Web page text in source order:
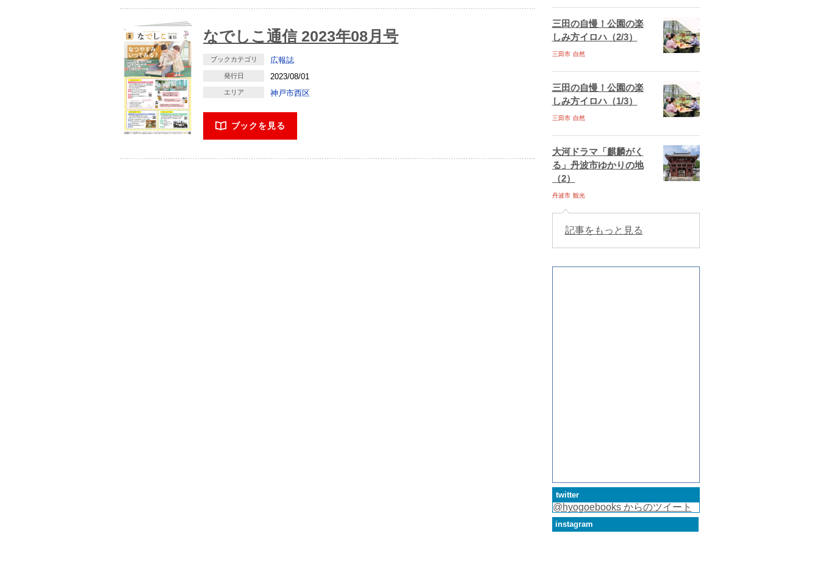
なでしこ通信 2023年08月号
ブックカテゴリ 広報誌
発行日 2023/08/01
エリア 神戸市西区
ブックを見る
三田の自慢！公園の楽
しみ方イロハ（2/3）
三田市 自然
三田の自慢！公園の楽
しみ方イロハ（1/3）
三田市 自然
大河ドラマ「麒麟がく
る」丹波市ゆかりの地
（2）
丹波市 観光
記事をもっと見る
twitter
@hyogoebooks からのツイート
instagram